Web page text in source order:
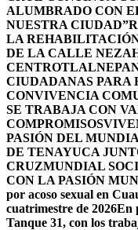
ALUMBRADO CON
NUESTRA CIUDAD”
LA
DE LA CALLE
CENTRO
CIUDADANAS PARA
CONVIVENCIA
SE TRABAJA CON
COMPROMISOS
PASIÓN DEL
DE TENAYUCA
CRUZMUNDIAL
CON LA PASIÓN
por acoso sexual en
cuatrimestre de 2026En
Tanque 31, con los